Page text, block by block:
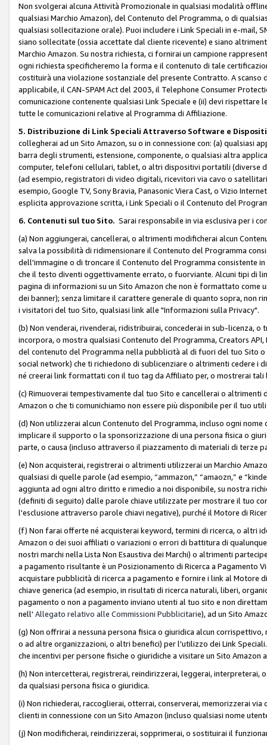
Non svolgerai alcuna Attività Promozionale in qualsiasi modalità
qualsiasi Marchio Amazon), del Contenuto del Programma, o di
qualsiasi sollecitazione orale). Puoi includere i Link Speciali in e-mail,
siano sollecitate (ossia accettate dal cliente ricevente) e siano
Marchio Amazon. Su nostra richiesta, ci fornirai un campione
ogni richiesta specificheremo la forma e il contenuto di tale
costituirà una violazione sostanziale del presente Contratto. A
applicabile, il CAN-SPAM Act del 2003, il Telephone Consumer
comunicazione contenente qualsiasi Link Speciale e (ii) devi
tutte le comunicazioni relative al Programma di Affiliazione.
5. Distribuzione di Link Speciali Attraverso Software e
collegherai ad un Sito Amazon, su o in connessione con: (a)
barra degli strumenti, estensione, componente, o qualsiasi altra
computer, telefoni cellulari, tablet, o altri dispositivi portatili (diverse
(ad esempio, registratori di video digitali, ricevitori via cavo o
esempio, Google TV, Sony Bravia, Panasonic Viera Cast, o Vizio
esplicita approvazione scritta, i Link Speciali o il Contenuto del
6. Contenuti sul tuo Sito. Sarai responsabile in via esclusiva per i
(a) Non aggiungerai, cancellerai, o altrimenti modificherai alcun
salva la possibilità di ridimensionare il Contenuto del Programma
dell'immagine o di troncare il Contenuto del Programma consistente
che il testo diventi oggettivamente errato, o fuorviante. Alcuni tipi di
pagina di informazioni su un Sito Amazon che non è formattato
dei banner); senza limitare il carattere generale di quanto sopra, non
i visitatori del tuo Sito, qualsiasi link alle "Informazioni sulla Privacy".
(b) Non venderai, rivenderai, ridistribuirai, concederai in sub-licenza,
incorpora, o mostra qualsiasi Contenuto del Programma, Creators
del contenuto del Programma nella pubblicità al di fuori del tuo Sito
social network) che ti richiedono di sublicenziare o altrimenti cedere i
né creerai link formattati con il tuo tag da Affiliato per, o mostrerai tali
(c) Rimuoverai tempestivamente dal tuo Sito e cancellerai o
Amazon o che ti comunichiamo non essere più disponibile per il tuo
(d) Non utilizzerai alcun Contenuto del Programma, incluso ogni
implicare il supporto o la sponsorizzazione di una persona fisica o
parte, o causa (incluso attraverso il piazzamento di materiali di terze
(e) Non acquisterai, registrerai o altrimenti utilizzerai un Marchio
qualsiasi di quelle parole (ad esempio, “ammazon,” “amaozn,” e
aggiunta ad ogni altro diritto e rimedio a noi disponibile, su nostra
(definiti di seguito) dalle parole chiave utilizzate per mostrare il tuo
l'esclusione attraverso parole chiavi negative), purché il Motore di
(f) Non farai offerte né acquisterai keyword, termini di ricerca, o altri
Amazon o dei suoi affiliati o variazioni o errori di battitura di
nostri marchi nella Lista Non Esaustiva dei Marchi) o altrimenti
a pagamento risultante è un Posizionamento di Ricerca a Pagamento
acquistare pubblicità di ricerca a pagamento e fornire i link al Motore
chiave generica (ad esempio, in risultati di ricerca naturali, liberi,
pagamento o non a pagamento inviano utenti al tuo sito e non
nell' Allegato relativo alle Commissioni Pubblicitarie), ad un Sito
(g) Non offrirai a nessuna persona fisica o giuridica alcun
o ad altre organizzazioni, o altri benefici) per l'utilizzo dei Link
che incentivi per persone fisiche o giuridiche a visitare un Sito
(h) Non intercetterai, registrerai, reindirizzerai, leggerai,
da qualsiasi persona fisica o giuridica.
(i) Non richiederai, raccoglierai, otterrai, conserverai, memorizzerai
clienti in connessione con un Sito Amazon (incluso qualsiasi nome
(j) Non modificherai, reindirizzerai, sopprimerai, o sostituirai il